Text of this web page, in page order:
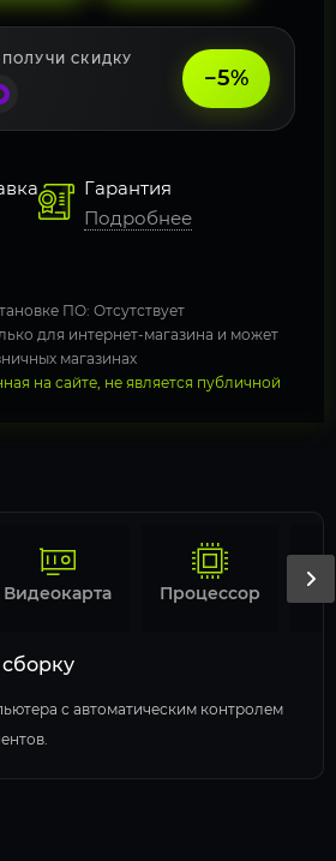
СКИДКУ
−5%
Гарантия
Подробнее
ПО: Отсутствует
для интернет-магазина и может
магазинах
на сайте, не является публичной
с автоматическим контролем
Видеокарта Процессор